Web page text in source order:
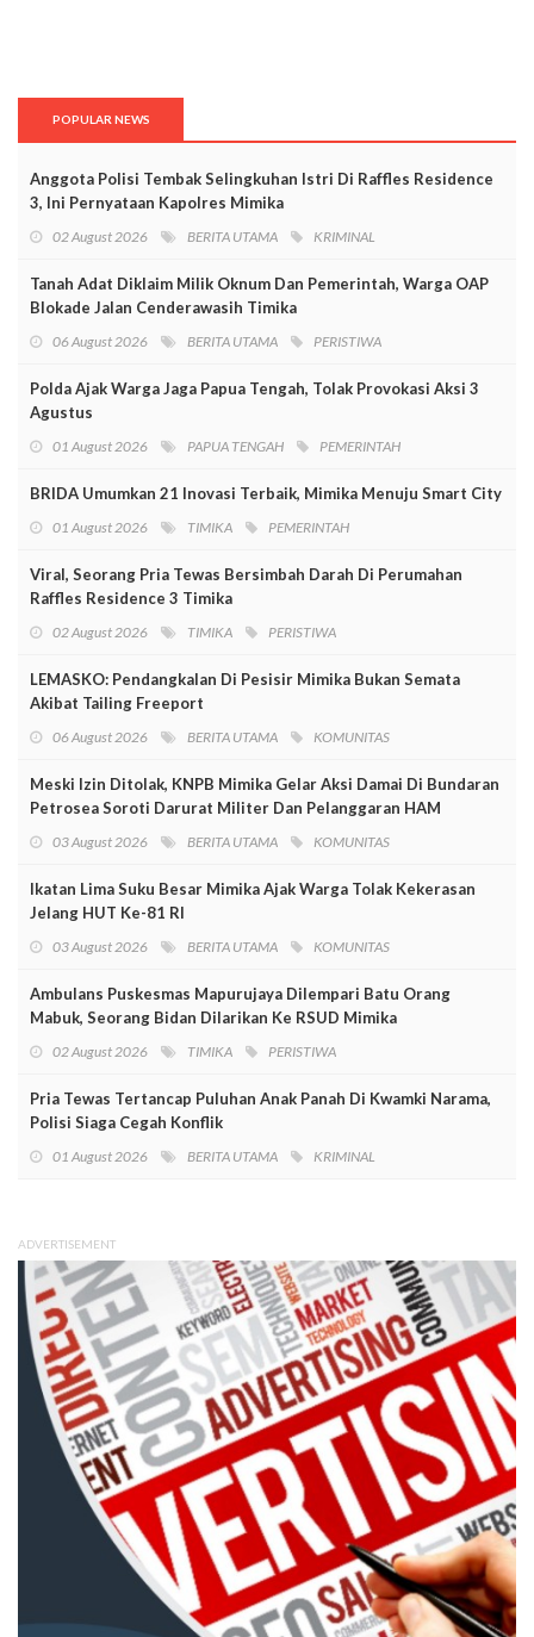
POPULAR NEWS
Anggota Polisi Tembak Selingkuhan Istri Di Raffles Residence
3, Ini Pernyataan Kapolres Mimika
02 August 2026 BERITA UTAMA KRIMINAL
Tanah Adat Diklaim Milik Oknum Dan Pemerintah, Warga OAP
Blokade Jalan Cenderawasih Timika
06 August 2026 BERITA UTAMA PERISTIWA
Polda Ajak Warga Jaga Papua Tengah, Tolak Provokasi Aksi 3
Agustus
01 August 2026 PAPUA TENGAH PEMERINTAH
BRIDA Umumkan 21 Inovasi Terbaik, Mimika Menuju Smart City
01 August 2026 TIMIKA PEMERINTAH
Viral, Seorang Pria Tewas Bersimbah Darah Di Perumahan
Raffles Residence 3 Timika
02 August 2026 TIMIKA PERISTIWA
LEMASKO: Pendangkalan Di Pesisir Mimika Bukan Semata
Akibat Tailing Freeport
06 August 2026 BERITA UTAMA KOMUNITAS
Meski Izin Ditolak, KNPB Mimika Gelar Aksi Damai Di Bundaran
Petrosea Soroti Darurat Militer Dan Pelanggaran HAM
03 August 2026 BERITA UTAMA KOMUNITAS
Ikatan Lima Suku Besar Mimika Ajak Warga Tolak Kekerasan
Jelang HUT Ke-81 RI
03 August 2026 BERITA UTAMA KOMUNITAS
Ambulans Puskesmas Mapurujaya Dilempari Batu Orang
Mabuk, Seorang Bidan Dilarikan Ke RSUD Mimika
02 August 2026 TIMIKA PERISTIWA
Pria Tewas Tertancap Puluhan Anak Panah Di Kwamki Narama,
Polisi Siaga Cegah Konflik
01 August 2026 BERITA UTAMA KRIMINAL
ADVERTISEMENT